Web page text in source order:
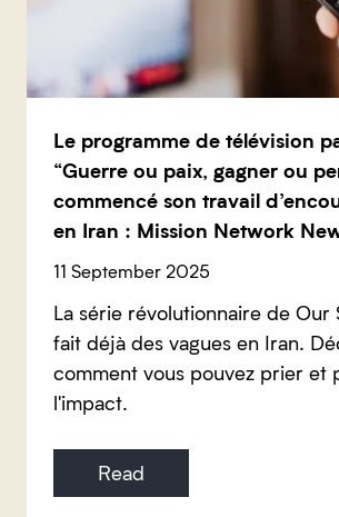
Le programme de télévision
“Guerre ou paix, gagner ou
commencé son travail
en Iran : Mission Network
11 September 2025
La série révolutionnaire de Our
fait déjà des vagues en Iran.
comment vous pouvez prier et
l'impact.
Read